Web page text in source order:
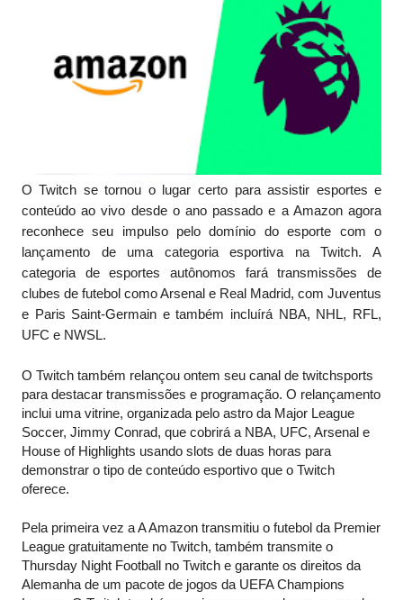
O Twitch se tornou o lugar certo para assistir esportes e
conteúdo ao vivo desde o ano passado e a Amazon agora
reconhece seu impulso pelo domínio do esporte com o
lançamento de uma categoria esportiva na Twitch. A
categoria de esportes autônomos fará transmissões de
clubes de futebol como Arsenal e Real Madrid, com Juventus
e Paris Saint-Germain e também incluírá NBA, NHL, RFL,
UFC e NWSL.
O Twitch também relançou ontem seu canal de twitchsports
para destacar transmissões e programação. O relançamento
inclui uma vitrine, organizada pelo astro da Major League
Soccer, Jimmy Conrad, que cobrirá a NBA, UFC, Arsenal e
House of Highlights usando slots de duas horas para
demonstrar o tipo de conteúdo esportivo que o Twitch
oferece.
Pela primeira vez a A Amazon transmitiu o futebol da Premier
League gratuitamente no Twitch, também transmite o
Thursday Night Football no Twitch e garante os direitos da
Alemanha de um pacote de jogos da UEFA Champions